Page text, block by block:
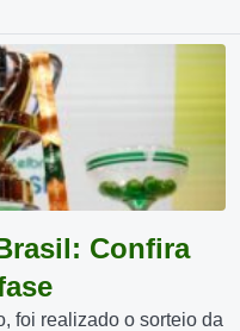
Confira
foi realizado o sorteio da